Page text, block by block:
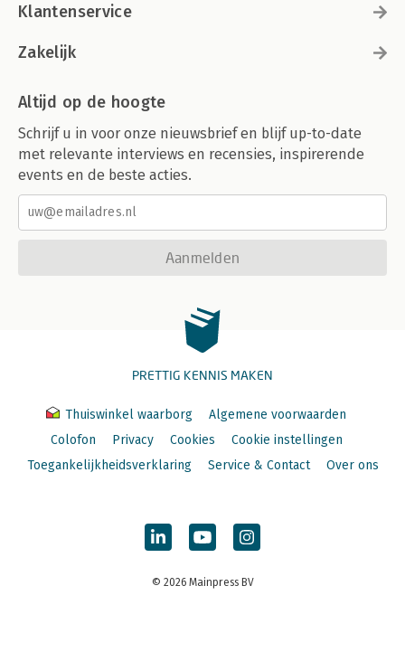
Klantenservice
Zakelijk
Altijd op de hoogte
Schrijf u in voor onze nieuwsbrief en blijf up-to-date
met relevante interviews en recensies, inspirerende
events en de beste acties.
Aanmelden
PRETTIG KENNIS MAKEN
Thuiswinkel waarborg
Algemene voorwaarden
Colofon
Privacy Cookies
Cookie instellingen
Toegankelijkheidsverklaring
Service & Contact Over ons
© 2026 Mainpress BV